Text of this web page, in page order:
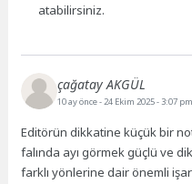
atabilirsiniz.
çağatay AKGÜL
10 ay önce- 24 Ekim 2025 - 3:07 pm
Editörün dikkatine küçük bir
falında ayı görmek güçlü ve
farklı yönlerine dair önemli